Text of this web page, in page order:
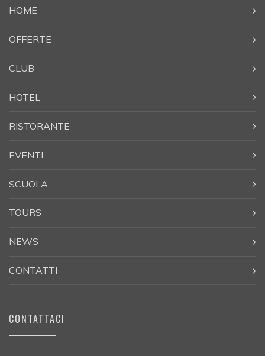
HOME
OFFERTE
CLUB
HOTEL
RISTORANTE
EVENTI
SCUOLA
TOURS
NEWS
CONTATTI
CONTATTACI